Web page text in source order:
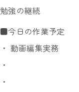
勉強の継続
■今日の作業予定
・ 動画編集実務
・
・